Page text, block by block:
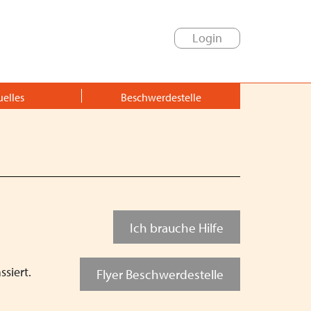
Login
Beschwerdestelle
Schließen
Schließen
Ich brauche Hilfe
Flyer Beschwerdestelle